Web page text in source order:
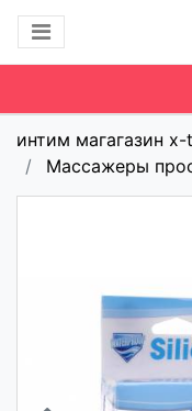
интим магагазин x-
Массажеры